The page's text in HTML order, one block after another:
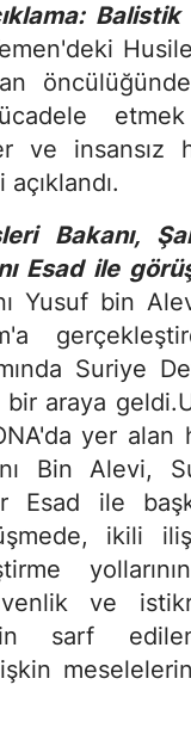
ve insansız
Bakanı,
Esad ile
Yusuf bin
Suriye
bir araya
yer alan
Bin Alevi,
Esad ile
ikili
ve
sarf